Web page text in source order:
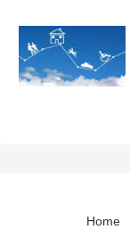
Home